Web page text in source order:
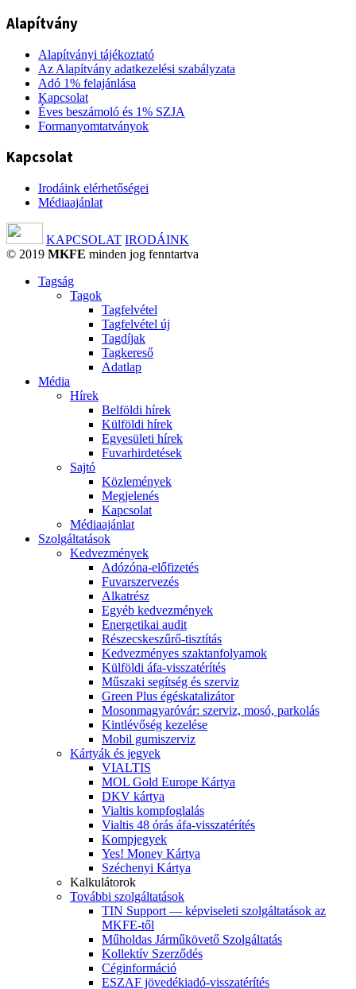
Alapítvány
Alapítványi tájékoztató
Az Alapítvány adatkezelési szabályzata
Adó 1% felajánlása
Kapcsolat
Éves beszámoló és 1% SZJA
Formanyomtatványok
Kapcsolat
Irodáink elérhetőségei
Médiaajánlat
KAPCSOLAT IRODÁINK
© 2019 MKFE minden jog fenntartva
Tagság
Tagok
Tagfelvétel
Tagfelvétel új
Tagdíjak
Tagkereső
Adatlap
Média
Hírek
Belföldi hírek
Külföldi hírek
Egyesületi hírek
Fuvarhirdetések
Sajtó
Közlemények
Megjelenés
Kapcsolat
Médiaajánlat
Szolgáltatások
Kedvezmények
Adózóna-előfizetés
Fuvarszervezés
Alkatrész
Egyéb kedvezmények
Energetikai audit
Részecskeszűrő-tisztítás
Kedvezményes szaktanfolyamok
Külföldi áfa-visszatérítés
Műszaki segítség és szerviz
Green Plus égéskatalizátor
Mosonmagyaróvár: szerviz, mosó, parkolás
Kintlévőség kezelése
Mobil gumiszerviz
Kártyák és jegyek
VIALTIS
MOL Gold Europe Kártya
DKV kártya
Vialtis kompfoglalás
Vialtis 48 órás áfa-visszatérítés
Kompjegyek
Yes! Money Kártya
Széchenyi Kártya
Kalkulátorok
További szolgáltatások
TIN Support — képviseleti szolgáltatások az
MKFE-től
Műholdas Járműkövető Szolgáltatás
Kollektív Szerződés
Céginformáció
ESZAF jövedékiadó-visszatérítés